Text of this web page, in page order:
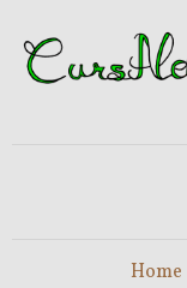
Home